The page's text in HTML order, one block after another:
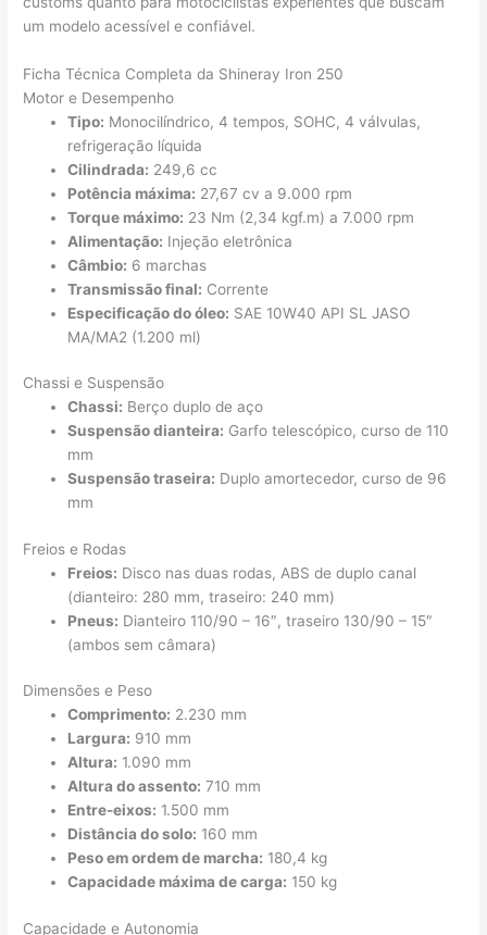
um modelo acessível e confiável.
Ficha Técnica Completa da Shineray Iron 250
Motor e Desempenho
Tipo: Monocilíndrico, 4 tempos, SOHC, 4 válvulas,
refrigeração líquida
Cilindrada: 249,6 cc
Potência máxima: 27,67 cv a 9.000 rpm
Torque máximo: 23 Nm (2,34 kgf.m) a 7.000 rpm
Alimentação: Injeção eletrônica
Câmbio: 6 marchas
Transmissão final: Corrente
Especificação do óleo: SAE 10W40 API SL JASO
MA/MA2 (1.200 ml)
Chassi e Suspensão
Chassi: Berço duplo de aço
Suspensão dianteira: Garfo telescópico, curso de 110
mm
Suspensão traseira: Duplo amortecedor, curso de 96
mm
Freios e Rodas
Freios: Disco nas duas rodas, ABS de duplo canal
(dianteiro: 280 mm, traseiro: 240 mm)
Pneus: Dianteiro 110/90 – 16″, traseiro 130/90 – 15″
(ambos sem câmara)
Dimensões e Peso
Comprimento: 2.230 mm
Largura: 910 mm
Altura: 1.090 mm
Altura do assento: 710 mm
Entre-eixos: 1.500 mm
Distância do solo: 160 mm
Peso em ordem de marcha: 180,4 kg
Capacidade máxima de carga: 150 kg
Capacidade e Autonomia